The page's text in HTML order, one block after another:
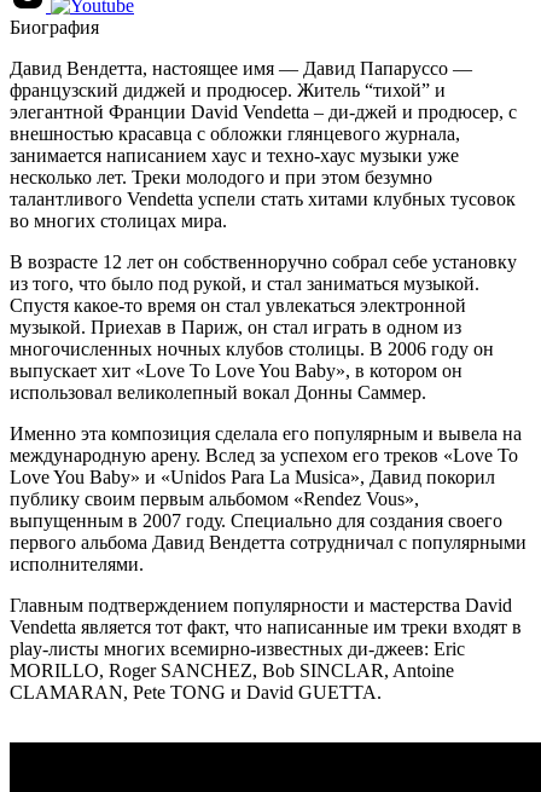
Биография
Давид Вендетта, настоящее имя — Давид Папаруссо —
французский диджей и продюсер. Житель “тихой” и
элегантной Франции David Vendetta – ди-джей и продюсер, с
внешностью красавца с обложки глянцевого журнала,
занимается написанием хаус и техно-хаус музыки уже
несколько лет. Треки молодого и при этом безумно
талантливого Vendetta успели стать хитами клубных тусовок
во многих столицах мира.
В возрасте 12 лет он собственноручно собрал себе установку
из того, что было под рукой, и стал заниматься музыкой.
Спустя какое-то время он стал увлекаться электронной
музыкой. Приехав в Париж, он стал играть в одном из
многочисленных ночных клубов столицы. В 2006 году он
выпускает хит «Love To Love You Baby», в котором он
использовал великолепный вокал Донны Саммер.
Именно эта композиция сделала его популярным и вывела на
международную арену. Вслед за успехом его треков «Love To
Love You Baby» и «Unidos Para La Musica», Давид покорил
публику своим первым альбомом «Rendez Vous»,
выпущенным в 2007 году. Специально для создания своего
первого альбома Давид Вендетта сотрудничал с популярными
исполнителями.
Главным подтверждением популярности и мастерства David
Vendetta является тот факт, что написанные им треки входят в
play-листы многих всемирно-известных ди-джеев: Eric
MORILLO, Roger SANCHEZ, Bob SINCLAR, Antoine
CLAMARAN, Pete TONG и David GUETTA.